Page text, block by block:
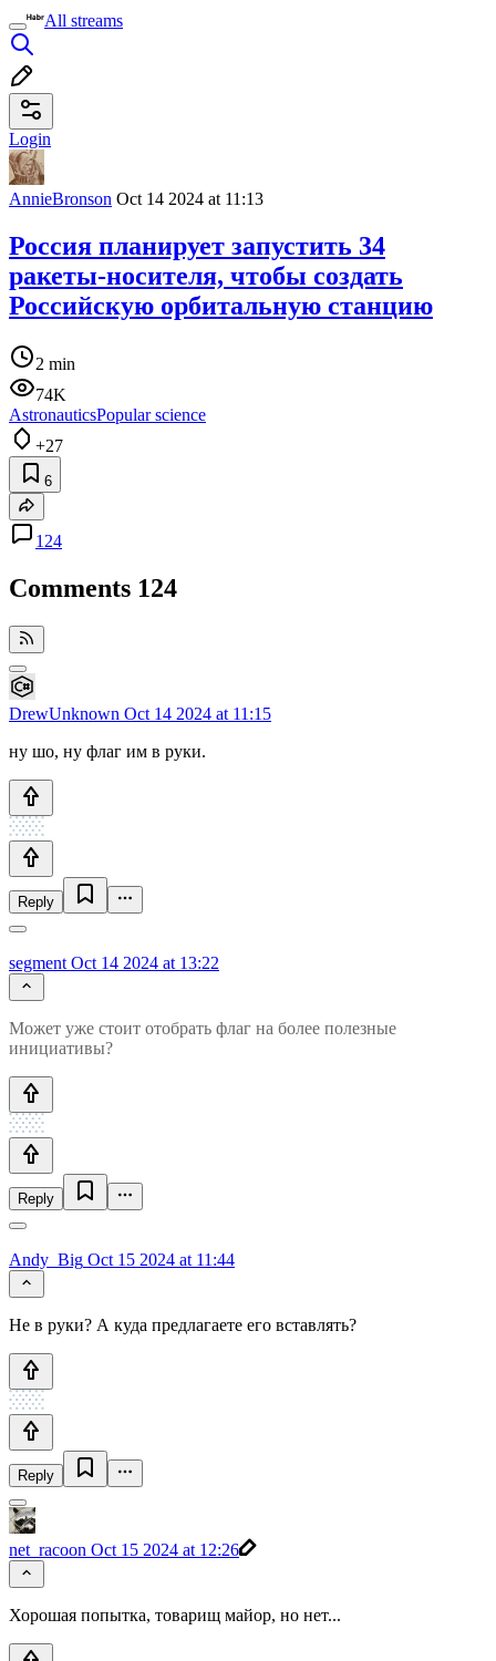
All streams
Login
AnnieBronson Oct 14 2024 at 11:13
Россия планирует запустить 34
ракеты-носителя, чтобы создать
Российскую орбитальную станцию
2 min
74K
AstronauticsPopular science
+27
6
124
Comments 124
DrewUnknown Oct 14 2024 at 11:15
ну шо, ну флаг им в руки.
Reply
segment Oct 14 2024 at 13:22
Может уже стоит отобрать флаг на более полезные
инициативы?
Reply
Andy_Big Oct 15 2024 at 11:44
Не в руки? А куда предлагаете его вставлять?
Reply
net_racoon Oct 15 2024 at 12:26
Хорошая попытка, товарищ майор, но нет...